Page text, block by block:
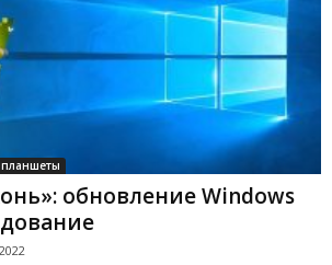
обновление Windows